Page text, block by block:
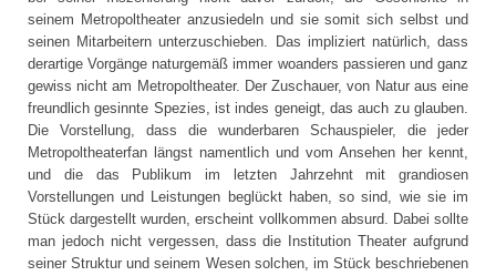
seinem Metropoltheater anzusiedeln und sie somit sich selbst und
seinen Mitarbeitern unterzuschieben. Das impliziert natürlich, dass
derartige Vorgänge naturgemäß immer woanders passieren und ganz
gewiss nicht am Metropoltheater. Der Zuschauer, von Natur aus eine
freundlich gesinnte Spezies, ist indes geneigt, das auch zu glauben.
Die Vorstellung, dass die wunderbaren Schauspieler, die jeder
Metropoltheaterfan längst namentlich und vom Ansehen her kennt,
und die das Publikum im letzten Jahrzehnt mit grandiosen
Vorstellungen und Leistungen beglückt haben, so sind, wie sie im
Stück dargestellt wurden, erscheint vollkommen absurd. Dabei sollte
man jedoch nicht vergessen, dass die Institution Theater aufgrund
seiner Struktur und seinem Wesen solchen, im Stück beschriebenen